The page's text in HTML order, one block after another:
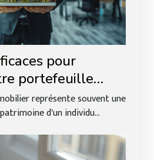
pour
portefeuille
immobiliers
représente souvent une
d'un individu...